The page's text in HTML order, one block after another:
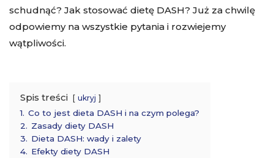
schudnąć? Jak stosować dietę DASH? Już za chwilę
odpowiemy na wszystkie pytania i rozwiejemy
wątpliwości.
Spis treści ukryj
1. Co to jest dieta DASH i na czym polega?
2. Zasady diety DASH
3. Dieta DASH: wady i zalety
4. Efekty diety DASH